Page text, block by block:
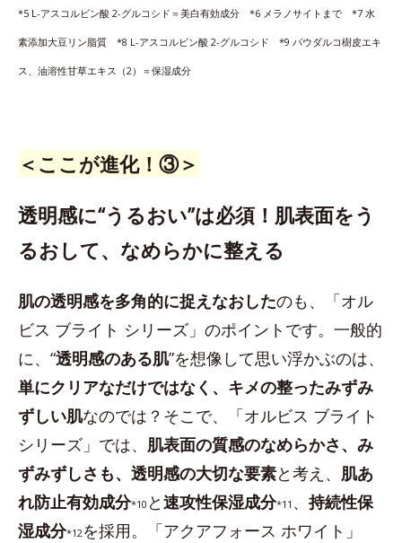
*5 L-アスコルビン酸 2-グルコシド＝美白有効成分 *6 メラノサイトまで *7 水
素添加大豆リン脂質 *8 L-アスコルビン酸 2-グルコシド *9 パウダルコ樹皮エキ
ス、油溶性甘草エキス（2）＝保湿成分
＜ここが進化！③＞
透明感に“うるおい”は必須！肌表面をう
るおして、なめらかに整える
肌の透明感を多角的に捉えなおしたのも、「オル
ビス ブライト シリーズ」のポイントです。一般的
に、“透明感のある肌”を想像して思い浮かぶのは、
単にクリアなだけではなく、キメの整ったみずみ
ずしい肌なのでは？そこで、「オルビス ブライト
シリーズ」では、 肌表面の質感のなめらかさ、み
ずみずしさも、透明感の大切な要素と考え、 肌あ
れ防止有効成分*10 と速攻性保湿成分*11 、 持続性保
湿成分*12を採用。「アクアフォース ホワイト」